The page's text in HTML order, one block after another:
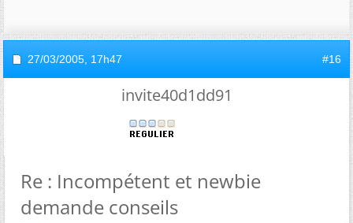
27/03/2005, 17h47 #16
invite40d1dd91
Re : Incompétent et newbie
demande conseils